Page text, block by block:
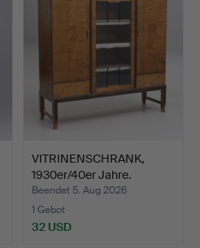
VITRINENSCHRANK,
1930er/40er Jahre.
Beendet 5. Aug 2026
1 Gebot
32 USD